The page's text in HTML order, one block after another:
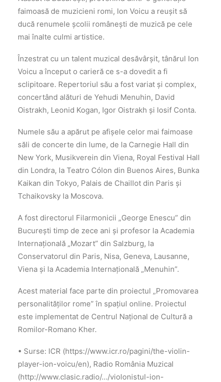
faimoasă de muzicieni romi, Ion Voicu a reușit să
ducă renumele școlii românești de muzică pe cele
mai înalte culmi artistice.
Înzestrat cu un talent muzical desăvârșit, tânărul Ion
Voicu a început o carieră ce s-a dovedit a fi
sclipitoare. Repertoriul său a fost variat și complex,
concertând alături de Yehudi Menuhin, David
Oistrakh, Leonid Kogan, Igor Oistrakh și Iosif Conta.
Numele său a apărut pe afișele celor mai faimoase
săli de concerte din lume, de la Carnegie Hall din
New York, Musikverein din Viena, Royal Festival Hall
din Londra, la Teatro Cólon din Buenos Aires, Bunka
Kaikan din Tokyo, Palais de Chaillot din Paris și
Tchaikovsky la Moscova.
A fost directorul Filarmonicii „George Enescu” din
București timp de zece ani și profesor la Academia
Internațională „Mozart” din Salzburg, la
Conservatorul din Paris, Nisa, Geneva, Lausanne,
Viena și la Academia Internațională „Menuhin”.
Acest material face parte din proiectul „Promovarea
personalităților rome” în spațiul online. Proiectul
este implementat de Centrul Național de Cultură a
Romilor-Romano Kher.
• Surse: ICR (https://www.icr.ro/pagini/the-violin-
player-ion-voicu/en), Radio România Muzical
(http://www.clasic.radio/…/violonistul-ion-